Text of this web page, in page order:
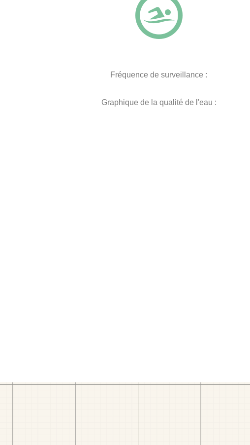
Fréquence de surveillance :
Graphique de la qualité de l'eau :